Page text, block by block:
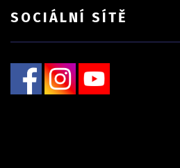
SOCIÁLNÍ SÍTĚ